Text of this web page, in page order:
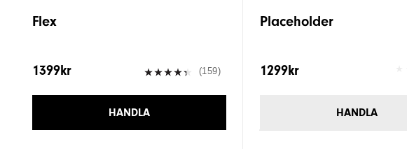
Flex
1399kr (159)
HANDLA
Placeholder
1299kr
HANDLA